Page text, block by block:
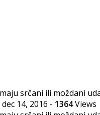
dec 14, 2016 - 1364Views